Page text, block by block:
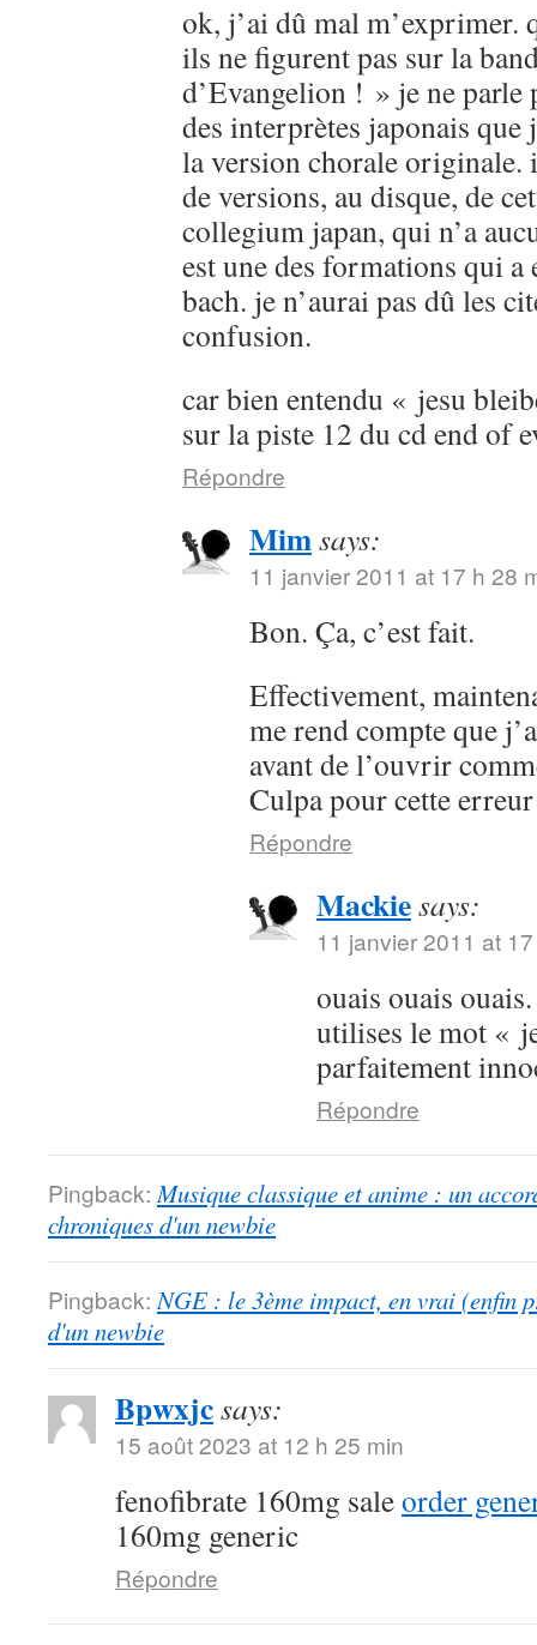
ok, j’ai dû mal m’exprimer.
ils ne figurent pas sur la
d’Evangelion ! » je ne parle
des interprètes japonais que
la version chorale originale.
de versions, au disque, de
collegium japan, qui n’a
est une des formations qui a
bach. je n’aurai pas dû les
confusion.
car bien entendu « jesu
sur la piste 12 du cd end of
Répondre
Mimsays:
11 janvier 2011 at 17 h 28
Bon. Ça, c’est fait.
Effectivement,
me rend compte que
avant de l’ouvrir
Culpa pour cette
Répondre
Mackiesays:
11 janvier 2011 at
ouais ouais
utilises le mot «
parfaitement
Répondre
Pingback: Musique classique et anime : un
chroniques d'un newbie
Pingback: NGE : le 3ème impact, en vrai (enfin
d'un newbie
Bpwxjcsays:
15 août 2023 at 12 h 25 min
fenofibrate 160mg saleorder
160mg generic
Répondre